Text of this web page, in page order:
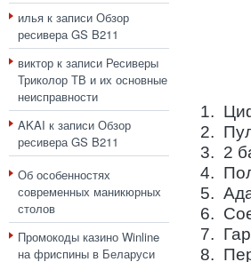
илья к записи Обзор
ресивера GS B211
виктор к записи Ресиверы
Триколор ТВ и их основные
неисправности
AKAI к записи Обзор
ресивера GS B211
Об особенностях
современных маникюрных
столов
Промокоды казино Winline
на фриспины в Беларуси
1.
2.
3. 2
4.
5.
6.
7.
8.